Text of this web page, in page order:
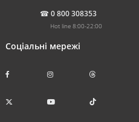
☎ 0 800 308353
Hot line 8:00-22:00
Соціальні мережі